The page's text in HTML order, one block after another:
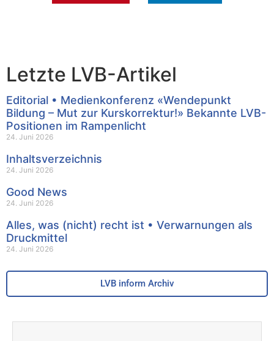
Letzte LVB-Artikel
Editorial • Medienkonferenz «Wendepunkt
Bildung – Mut zur Kurskorrektur!» Bekannte LVB-
Positionen im Rampenlicht
24. Juni 2026
Inhaltsverzeichnis
24. Juni 2026
Good News
24. Juni 2026
Alles, was (nicht) recht ist • Verwarnungen als
Druckmittel
24. Juni 2026
LVB inform Archiv